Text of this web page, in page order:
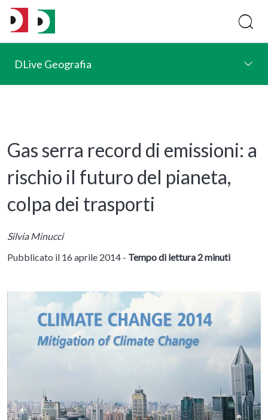
DLive Geografia
Gas serra record di emissioni: a
rischio il futuro del pianeta,
colpa dei trasporti
Silvia Minucci
Pubblicato il 16 aprile 2014 - Tempo di lettura 2 minuti